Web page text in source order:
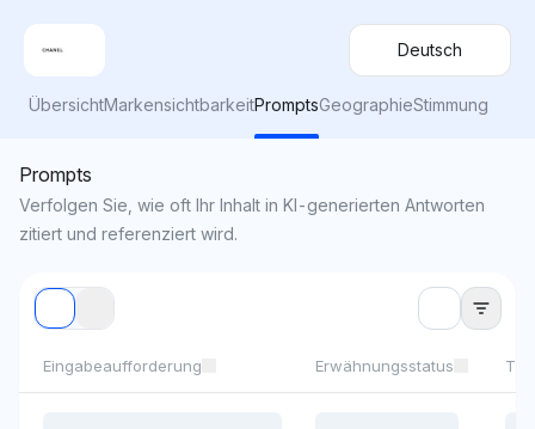
Deutsch
ÜbersichtMarkensichtbarkeitPromptsGeographieStimmung
Prompts
Verfolgen Sie, wie oft Ihr Inhalt in KI-generierten Antworten
zitiert und referenziert wird.
Eingabeaufforderung Erwähnungsstatus